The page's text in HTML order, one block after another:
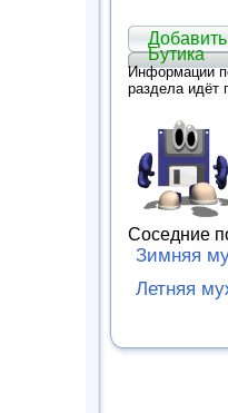
Бутика
Информации
раздела идёт
Соседние
Зимняя
Летняя